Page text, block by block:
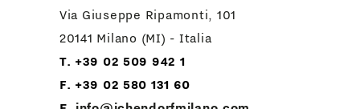
Via Giuseppe Ripamonti, 101
20141 Milano (MI) - Italia
T. +39 02 509 942 1
F. +39 02 580 131 60